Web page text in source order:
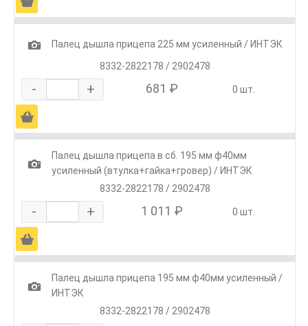
1
Палец дышла прицепа 225 мм усиленный / ИНТЭК
8332-2822178 / 2902478
- + 681 ₽ 0 шт.
Ä
1
Палец дышла прицепа в сб. 195 мм ф40мм
усиленный (втулка+гайка+гровер) / ИНТЭК
8332-2822178 / 2902478
- + 1 011 ₽ 0 шт.
Ä
1
Палец дышла прицепа 195 мм ф40мм усиленный /
ИНТЭК
8332-2822178 / 2902478